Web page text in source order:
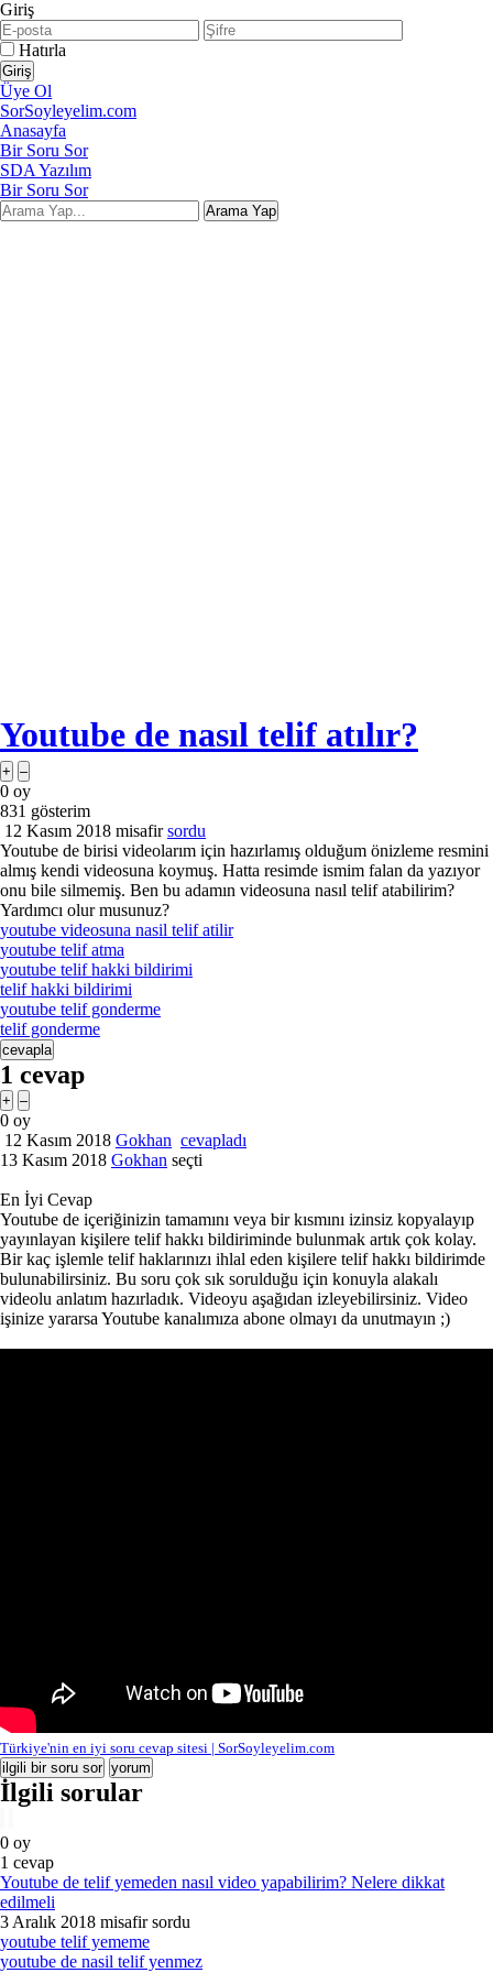
Giriş
Hatırla
Üye Ol
SorSoyleyelim.com
Anasayfa
Bir Soru Sor
SDA Yazılım
Bir Soru Sor
Youtube de nasıl telif atılır?
0 oy
831 gösterim
12 Kasım 2018 misafir sordu
Youtube de birisi videolarım için hazırlamış olduğum önizleme resmini
almış kendi videosuna koymuş. Hatta resimde ismim falan da yazıyor
onu bile silmemiş. Ben bu adamın videosuna nasıl telif atabilirim?
Yardımcı olur musunuz?
youtube videosuna nasil telif atilir
youtube telif atma
youtube telif hakki bildirimi
telif hakki bildirimi
youtube telif gonderme
telif gonderme
1 cevap
0 oy
12 Kasım 2018 Gokhan cevapladı
13 Kasım 2018 Gokhan seçti
En İyi Cevap
Youtube de içeriğinizin tamamını veya bir kısmını izinsiz kopyalayıp
yayınlayan kişilere telif hakkı bildiriminde bulunmak artık çok kolay.
Bir kaç işlemle telif haklarınızı ihlal eden kişilere telif hakkı bildirimde
bulunabilirsiniz. Bu soru çok sık sorulduğu için konuyla alakalı
videolu anlatım hazırladık. Videoyu aşağıdan izleyebilirsiniz. Video
işinize yararsa Youtube kanalımıza abone olmayı da unutmayın ;)
Türkiye'nin en iyi soru cevap sitesi | SorSoyleyelim.com
İlgili sorular
0 oy
1 cevap
Youtube de telif yemeden nasıl video yapabilirim? Nelere dikkat
edilmeli
3 Aralık 2018 misafir sordu
youtube telif yememe
youtube de nasil telif yenmez